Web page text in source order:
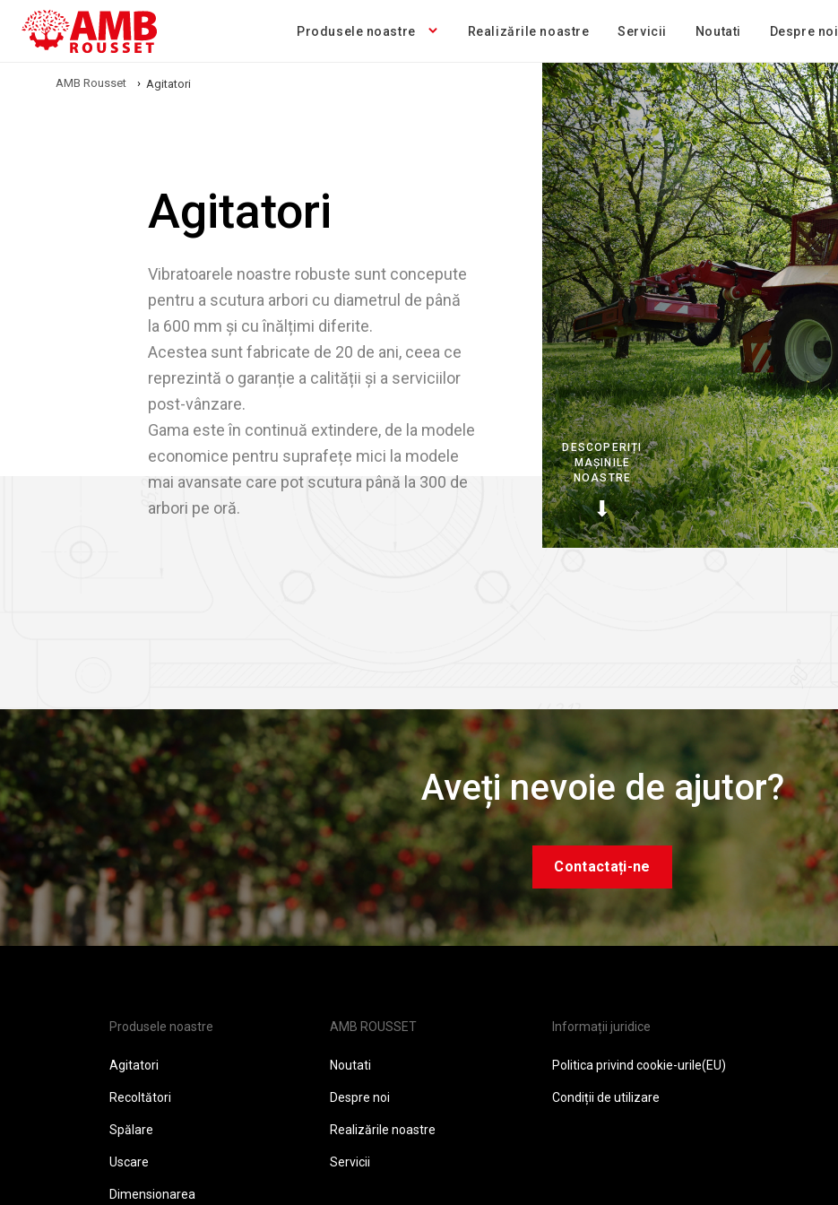
Produsele noastre Realizările noastre Servicii Noutati Despre noi
AMB Rousset › Agitatori
Agitatori
Vibratoarele noastre robuste sunt concepute
pentru a scutura arbori cu diametrul de până
la 600 mm și cu înălțimi diferite.
Acestea sunt fabricate de 20 de ani, ceea ce
reprezintă o garanție a calității și a serviciilor
post-vânzare.
Gama este în continuă extindere, de la modele
economice pentru suprafețe mici la modele
mai avansate care pot scutura până la 300 de
arbori pe oră.
DESCOPERIȚI
MAȘINILE
NOASTRE
Aveți nevoie de ajutor?
Contactați-ne
Produsele noastre
Agitatori
Recoltători
Spălare
Uscare
Dimensionarea
AMB ROUSSET
Noutati
Despre noi
Realizările noastre
Servicii
Informații juridice
Politica privind cookie-urile(EU)
Condiții de utilizare